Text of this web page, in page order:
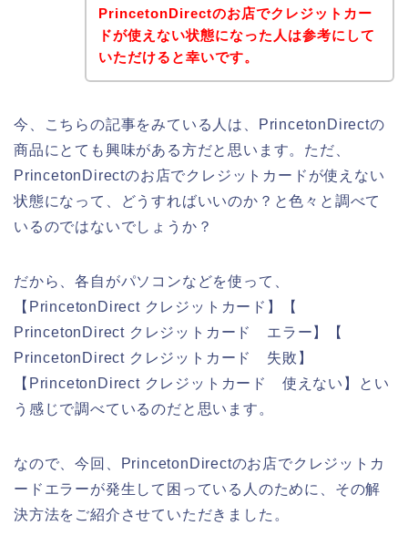
PrincetonDirectのお店でクレジットカー
ドが使えない状態になった人は参考にして
いただけると幸いです。
今、こちらの記事をみている人は、PrincetonDirectの
商品にとても興味がある方だと思います。ただ、
PrincetonDirectのお店でクレジットカードが使えない
状態になって、どうすればいいのか？と色々と調べて
いるのではないでしょうか？
だから、各自がパソコンなどを使って、
【PrincetonDirect クレジットカード】【
PrincetonDirect クレジットカード エラー】【
PrincetonDirect クレジットカード 失敗】
【PrincetonDirect クレジットカード 使えない】とい
う感じで調べているのだと思います。
なので、今回、PrincetonDirectのお店でクレジットカ
ードエラーが発生して困っている人のために、その解
決方法をご紹介させていただきました。